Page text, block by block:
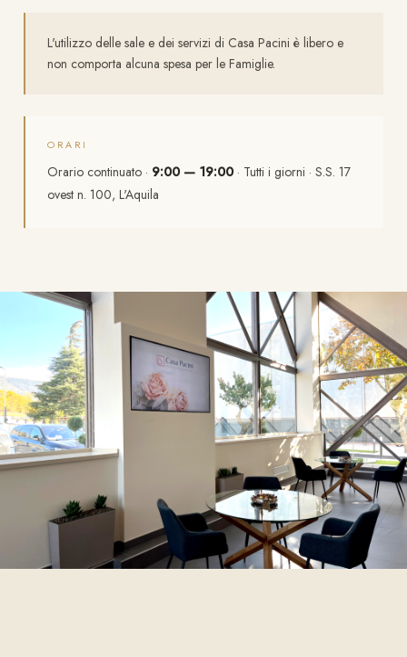
L'utilizzo delle sale e dei servizi di Casa Pacini è libero e
non comporta alcuna spesa per le Famiglie.
ORARI
Orario continuato · 9:00 — 19:00 · Tutti i giorni · S.S. 17
ovest n. 100, L'Aquila